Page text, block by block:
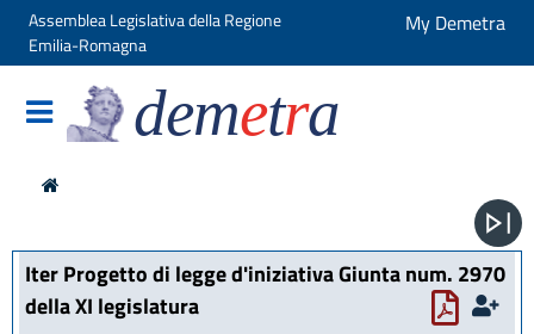
Assemblea Legislativa della Regione
Emilia-Romagna
My Demetra
demetra
Iter Progetto di legge d'iniziativa Giunta num. 2970
della XI legislatura